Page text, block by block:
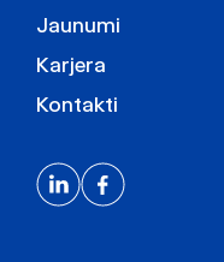
Jaunumi
Karjera
Kontakti